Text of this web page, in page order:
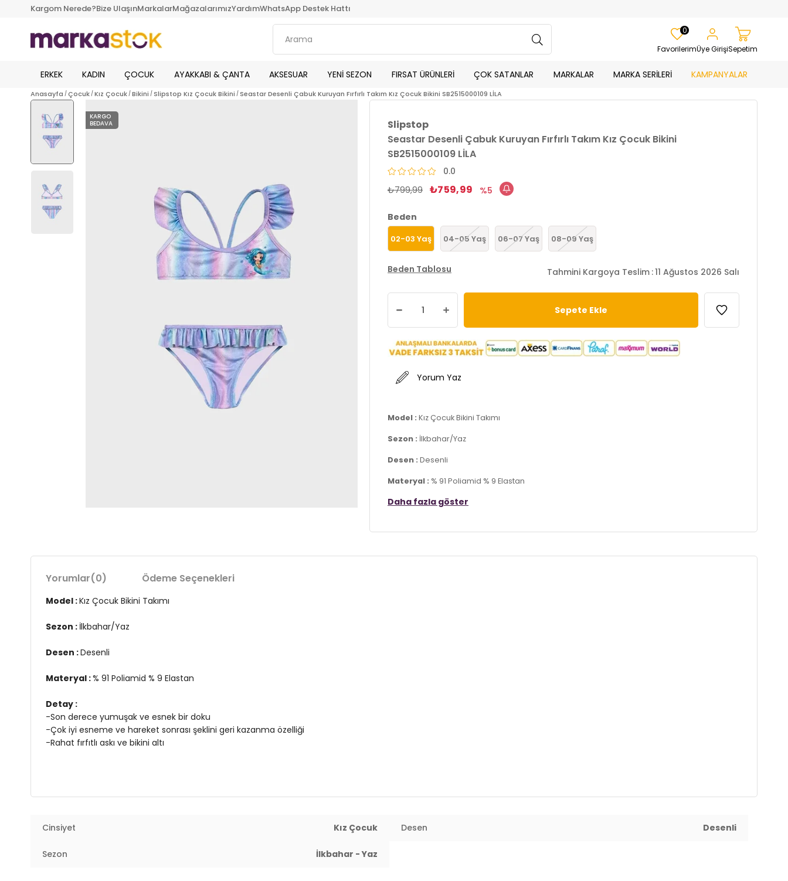
Kargom Nerede?Bize UlaşınMarkalarMağazalarımızYardımWhatsApp Destek Hattı
Favorilerim
0
Üye GirişiSepetim
ERKEK KADIN ÇOCUK AYAKKABI & ÇANTA AKSESUAR YENİ SEZON FIRSAT ÜRÜNLERİ ÇOK SATANLAR MARKALAR MARKA SERİLERİ KAMPANYALAR
Anasayfa Çocuk Kız Çocuk Bikini Slipstop Kız Çocuk Bikini Seastar Desenli Çabuk Kuruyan Fırfırlı Takım Kız Çocuk Bikini SB2515000109 LİLA
KARGO
BEDAVA
Slipstop
Seastar Desenli Çabuk Kuruyan Fırfırlı Takım Kız Çocuk Bikini
SB2515000109 LİLA
0.0
₺799,99 ₺759,99 5
Beden
02-03 Yaş 04-05 Yaş 06-07 Yaş 08-09 Yaş
Beden Tablosu Tahmini Kargoya Teslim :11 Ağustos 2026 Salı
Yorum Yaz
Model : Kız Çocuk Bikini Takımı
Sezon : İlkbahar/Yaz
Desen : Desenli
Materyal : % 91 Poliamid % 9 Elastan
Detay :
-Rahat fırfıtlı askı ve bikini altı
Menşei :Türkiye
Daha fazla göster
Yorumlar(0) Ödeme Seçenekleri
Model :Kız Çocuk Bikini Takımı
Sezon : İlkbahar/Yaz
Desen :Desenli
Materyal :% 91 Poliamid % 9 Elastan
Detay :
-Son derece yumuşak ve esnek bir doku
-Çok iyi esneme ve hareket sonrası şeklini geri kazanma özelliği
-Rahat fırfıtlı askı ve bikini altı
Cinsiyet Kız Çocuk Desen Desenli
Sezon İlkbahar - Yaz